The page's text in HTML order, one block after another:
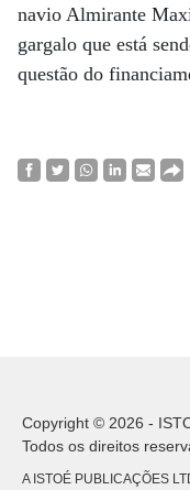
navio Almirante
gargalo que está
questão do
Copyright © 2026 -
Todos os direitos
A ISTOÉ PUBLICAÇÕES